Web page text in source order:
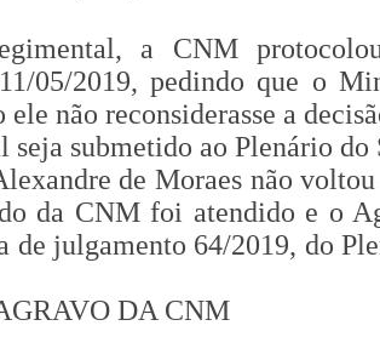
a CNM
05/2019, pedindo que o
ele não reconsiderasse a
submetido ao Plenário do
de Moraes não voltou
da CNM foi atendido e o
julgamento 64/2019, do
DA CNM